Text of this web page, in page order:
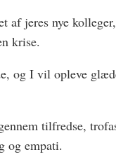
jeres nye
krise.
og I vil opleve
tilfredse,
og empati.